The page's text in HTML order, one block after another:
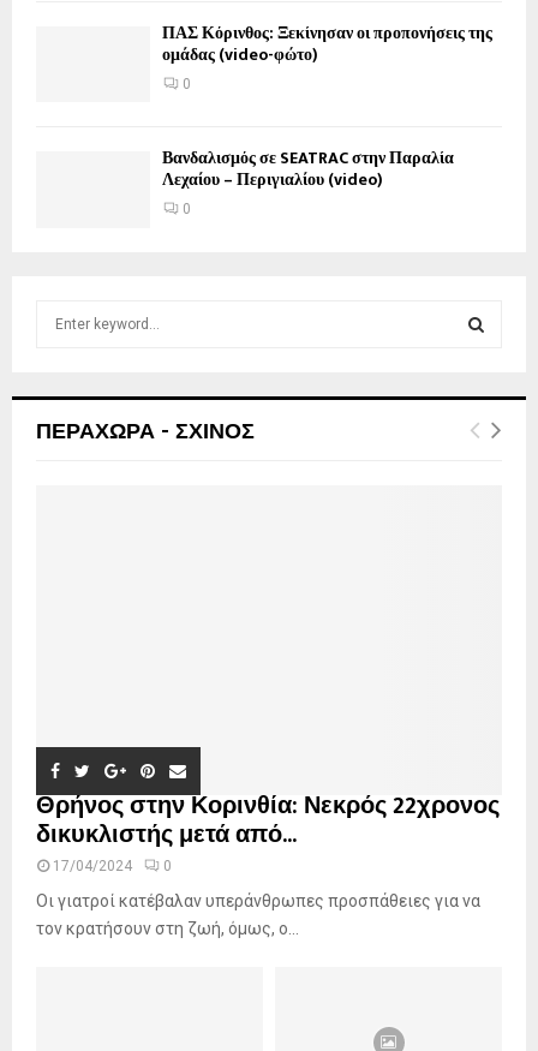
ΠΑΣ Κόρινθος: Ξεκίνησαν οι προπονήσεις της
ομάδας (video-φώτο)
0
Βανδαλισμός σε SEATRAC στην Παραλία
Λεχαίου – Περιγιαλίου (video)
0
h
E
ΠΕΡΑΧΩΡΑ - ΣΧΙΝΟΣ
Θρήνος στην Κορινθία: Νεκρός 22χρονος
δικυκλιστής μετά από...
17/04/2024 0
Οι γιατροί κατέβαλαν υπεράνθρωπες προσπάθειες για να
τον κρατήσουν στη ζωή, όμως, ο...